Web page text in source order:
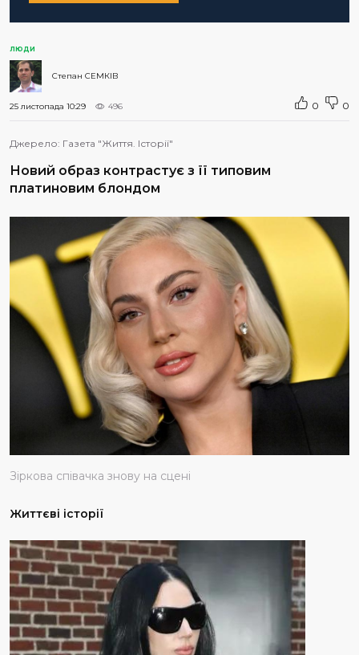
ЛЮДИ
Степан СЕМКІВ
25 листопада 10:29 496 0 0
Джерело: Газета "Життя. Історії"
Новий образ контрастує з її типовим
платиновим блондом
Зіркова співачка знову на сцені
Життєві історії